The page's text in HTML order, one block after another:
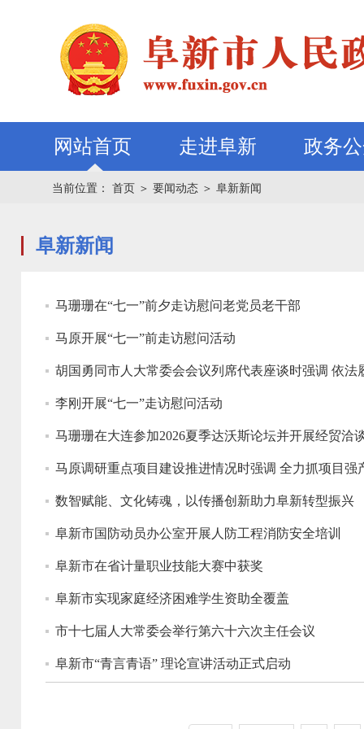
网站首页 走进阜新 政务
当前位置： 首页 ＞ 要闻动态 ＞ 阜新新闻
阜新新闻
马珊珊在“七一”前夕走访慰问老党员老干部
马原开展“七一”前走访慰问活动
胡国勇同市人大常委会会议列席代表座谈时强调 依
李刚开展“七一”走访慰问活动
马珊珊在大连参加2026夏季达沃斯论坛并开展经贸洽
马原调研重点项目建设推进情况时强调 全力抓项目强
数智赋能、文化铸魂，以传播创新助力阜新转型振兴
阜新市国防动员办公室开展人防工程消防安全培训
阜新市在省计量职业技能大赛中获奖
阜新市实现家庭经济困难学生资助全覆盖
市十七届人大常委会举行第六十六次主任会议
阜新市“青言青语” 理论宣讲活动正式启动